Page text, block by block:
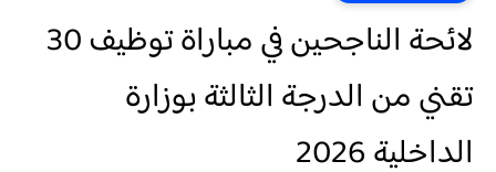
لائحة الناجحين في مباراة توظيف 30
تقني من الدرجة الثالثة بوزارة
الداخلية 2026